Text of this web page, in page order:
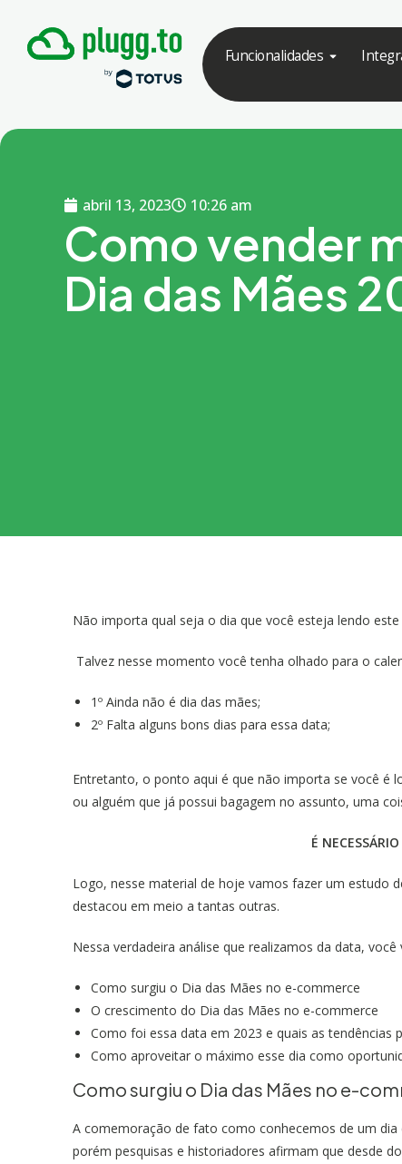
Funcionalidades
abril 13, 2023 10:26 am
Como vender
Dia das Mães
Não importa qual seja o dia que você esteja lendo
Talvez nesse momento você tenha olhado para o
1º Ainda não é dia das mães;
2º Falta alguns bons dias para essa data;
Entretanto, o ponto aqui é que não importa se você é
ou alguém que já possui bagagem no assunto, uma
É
Logo, nesse material de hoje vamos fazer um estudo
destacou em meio a tantas outras.
Nessa verdadeira análise que realizamos da data, você
Como surgiu o Dia das Mães no e-commerce
O crescimento do Dia das Mães no e-commerce
Como foi essa data em 2023 e quais as tendências
Como aproveitar o máximo esse dia como
Como surgiu o Dia das Mães no e-
A comemoração de fato como conhecemos de um
porém pesquisas e historiadores afirmam que desde